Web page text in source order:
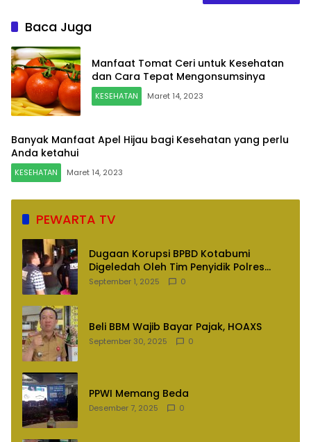
Baca Juga
Manfaat Tomat Ceri untuk Kesehatan
dan Cara Tepat Mengonsumsinya
KESEHATAN Maret 14, 2023
Banyak Manfaat Apel Hijau bagi Kesehatan yang perlu
Anda ketahui
KESEHATAN Maret 14, 2023
PEWARTA TV
Dugaan Korupsi BPBD Kotabumi
Digeledah Oleh Tim Penyidik Polres
Lampung Utara
September 1, 2025 0
Beli BBM Wajib Bayar Pajak, HOAXS
September 30, 2025 0
PPWI Memang Beda
Desember 7, 2025 0